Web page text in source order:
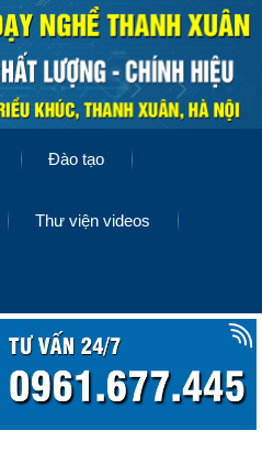
Đào tạo
Thư viện videos